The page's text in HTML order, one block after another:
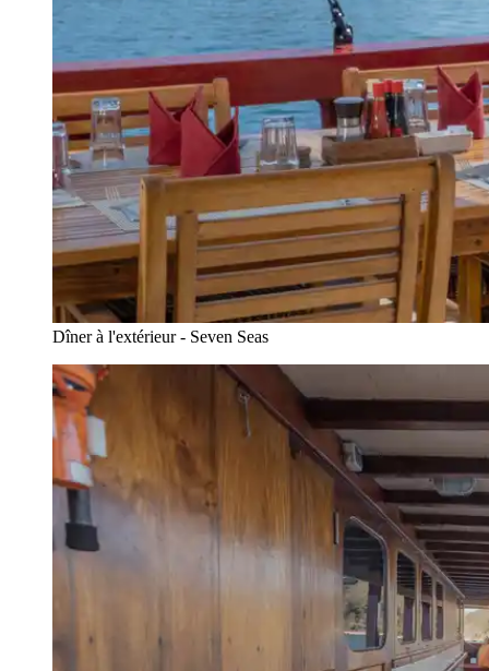
Dîner à l'extérieur - Seven Seas